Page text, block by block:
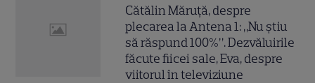
Cătălin Măruță, despre
plecarea la Antena 1: „Nu știu
să răspund 100%”. Dezvăluirile
făcute fiicei sale, Eva, despre
viitorul în televiziune